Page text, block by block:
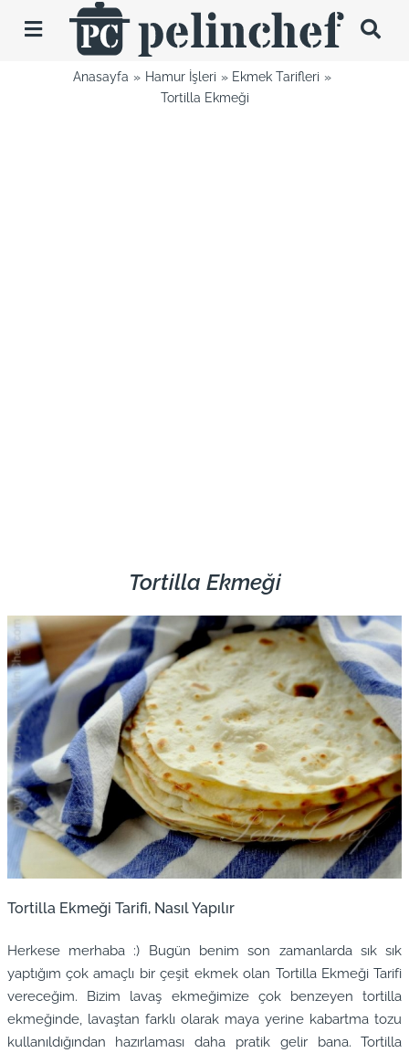
Toggle
Navigation
TariflerAnasayfa Hamur İşleri
Ekmek Tarifleri
Tortilla Ekmeği
Tortilla Ekmeği
Tortilla Ekmeği Tarifi, Nasıl Yapılır
Herkese merhaba :) Bugün benim son zamanlarda sık sık
yaptığım çok amaçlı bir çeşit ekmek olan Tortilla Ekmeği Tarifi
vereceğim. Bizim lavaş ekmeğimize çok benzeyen tortilla
ekmeğinde, lavaştan farklı olarak maya yerine kabartma tozu
kullanıldığından hazırlaması daha pratik gelir bana. Tortilla